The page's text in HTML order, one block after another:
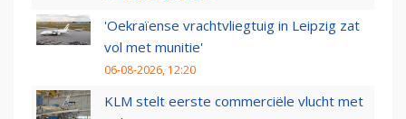
'Oekraïense vrachtvliegtuig in Leipzig zat
vol met munitie'
06-08-2026, 12:20
KLM stelt eerste commerciële vlucht met